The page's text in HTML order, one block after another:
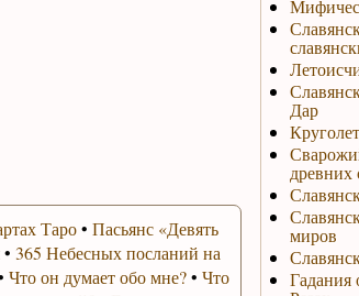
Таро• Пасьянс «Девять
• 365 Небесных посланий на
Что он думает обо мне?• Что
Дар
древних
миров
Гадания